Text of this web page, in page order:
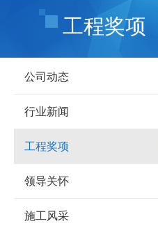
工程奖项
公司动态
行业新闻
工程奖项
领导关怀
施工风采